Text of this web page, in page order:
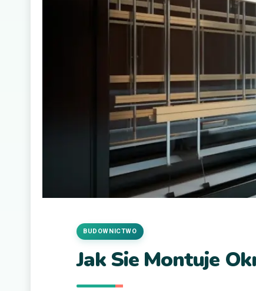
Jak Sie Montuje
BUDOWNICTWO